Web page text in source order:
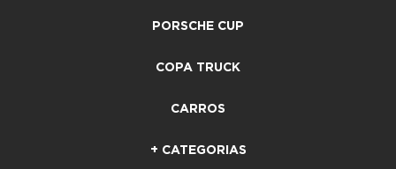
PORSCHE CUP
COPA TRUCK
CARROS
+ CATEGORIAS